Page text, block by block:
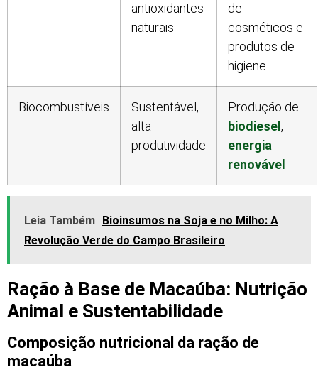
antioxidantes
naturais
de
cosméticos e
produtos de
higiene
Biocombustíveis
Sustentável,
alta
produtividade
Produção de
biodiesel ,
energia
renovável
Leia Também
Bioinsumos na Soja e no Milho: A
Revolução Verde do Campo Brasileiro
Ração à Base de Macaúba: Nutrição
Animal e Sustentabilidade
Composição nutricional da ração de
macaúba